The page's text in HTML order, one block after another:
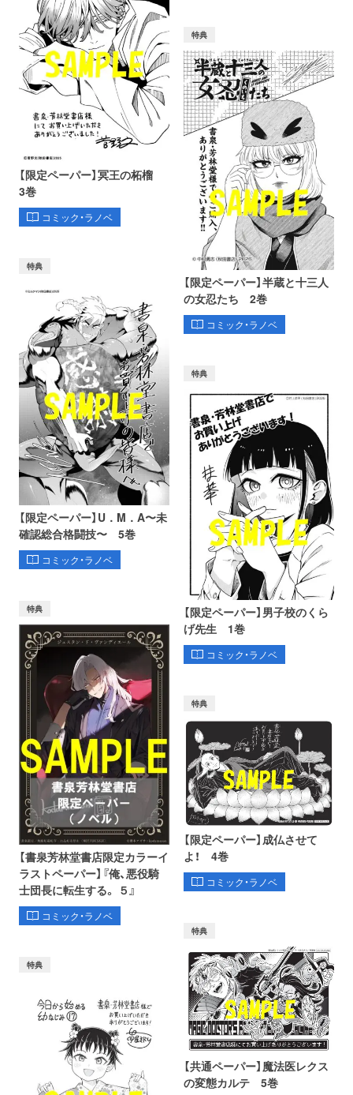
【限定ペーパー】冥王の柘榴
3巻
コミック・ラノベ
特典
【限定ペーパー】半蔵と十三人
の女忍たち 2巻
コミック・ラノベ
特典
【限定ペーパー】U．M．A〜未
確認総合格闘技〜 5巻
コミック・ラノベ
特典
【限定ペーパー】男子校のくら
げ先生 1巻
コミック・ラノベ
特典
【書泉芳林堂書店限定カラーイ
ラストペーパー】『俺、悪役騎
士団長に転生する。 ５』
コミック・ラノベ
特典
【限定ペーパー】成仏させて
よ！ 4巻
コミック・ラノベ
特典
特典
【共通ペーパー】魔法医レクス
の変態カルテ 5巻